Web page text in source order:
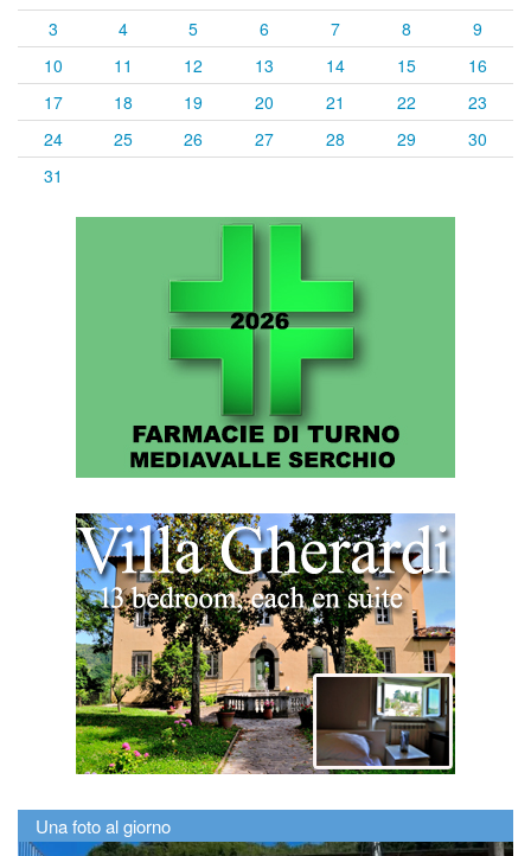
3
4 5 6 7 8
9
10
11 12 13 14 15
16
17
18 19 20 21 22
23
24
25 26 27 28 29
30
31
Una foto al giorno